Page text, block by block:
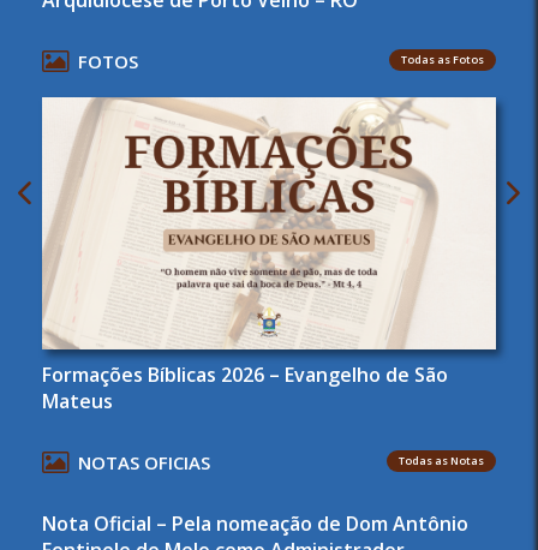
FOTOS Todas as Fotos
Formações Bíblicas 2026 – Evangelho de São
Mateus
NOTAS OFICIAS Todas as Notas
Nota Oficial – Pela nomeação de Dom Antônio